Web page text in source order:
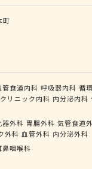
町
管食道内科 呼吸器内科 循
リニック内科 内分泌内科
器外科 胃腸外科 気管食道
外科 血管外科 内分泌外科
鼻咽喉科